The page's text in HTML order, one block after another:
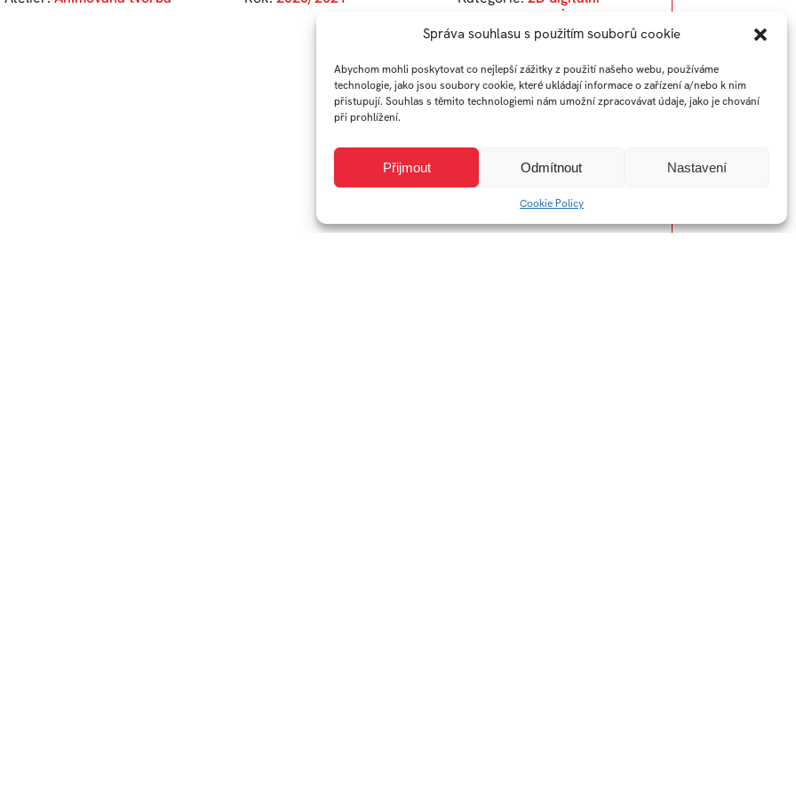
Správa souhlasu s použitím souborů cookie
Abychom mohli poskytovat co nejlepší zážitky z použití našeho webu, používáme
technologie, jako jsou soubory cookie, které ukládají informace o zařízení a/nebo k nim
přistupují. Souhlas s těmito technologiemi nám umožní zpracovávat údaje, jako je chování
při prohlížení.
Přijmout Odmítnout Nastavení
Cookie Policy
animace